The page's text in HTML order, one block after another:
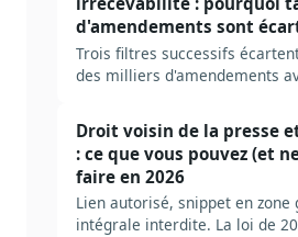
prioritaires et les erreurs à
d'amendements sont
Trois filtres successifs
des milliers d'amendements
avec le texte, qualité
règles, des seuils tolérés, et
change pour qui veut peser
Droit voisin de la presse
: ce que vous pouvez (et
faire en 2026
Lien autorisé, snippet en
intégrale interdite. La loi de